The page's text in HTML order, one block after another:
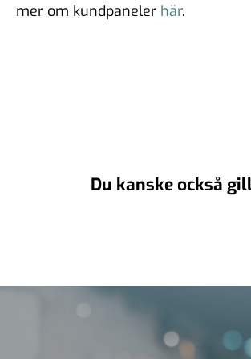
mer om kundpaneler här.
Du kanske också